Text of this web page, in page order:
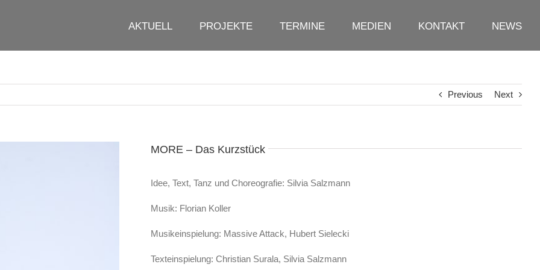
AKTUELL PROJEKTE TERMINE MEDIEN KONTAKT NEWS
Previous Next
MORE – Das Kurzstück
Idee, Text, Tanz und Choreografie: Silvia Salzmann
Musik: Florian Koller
Musikeinspielung: Massive Attack, Hubert Sielecki
Texteinspielung: Christian Surala, Silvia Salzmann